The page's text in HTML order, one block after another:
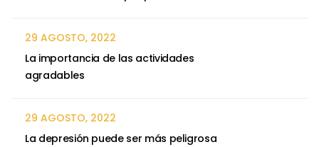
29 AGOSTO, 2022
La importancia de las actividades
agradables
29 AGOSTO, 2022
La depresión puede ser más peligrosa